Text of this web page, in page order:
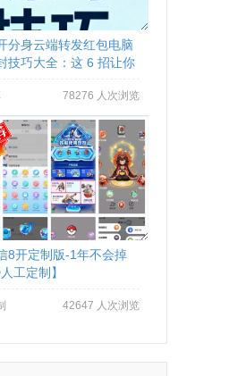
分身云端转发红包电脑
技巧大全：这 6 招让你
78276 人次浏览
8开定制版-1年不会掉
工定制】
42647 人次浏览